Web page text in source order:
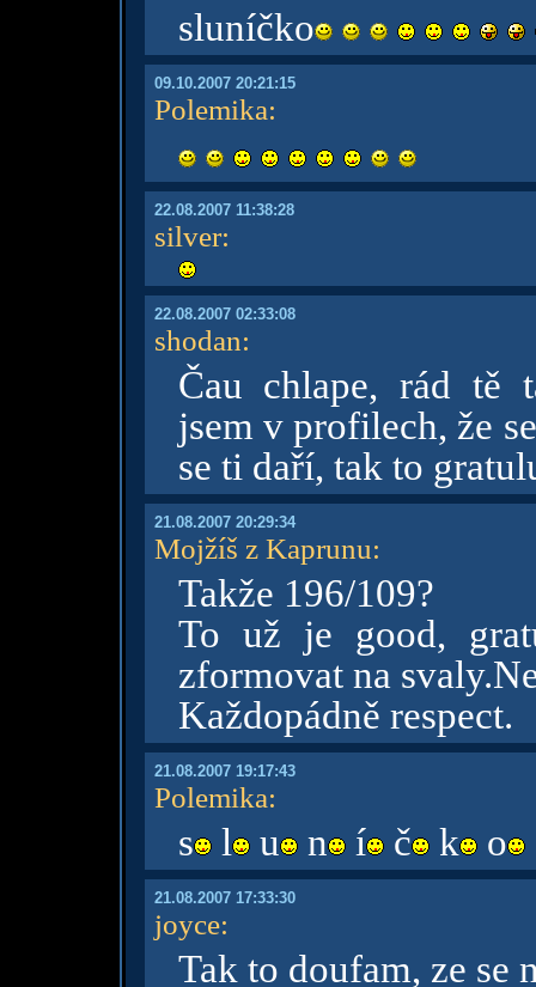
sluníčko
09.10.2007 20:21:15
Polemika:
22.08.2007 11:38:28
silver:
22.08.2007 02:33:08
shodan:
Čau chlape, rád tě
jsem v profilech, že
se ti daří, tak to
21.08.2007 20:29:34
Mojžíš z Kaprunu:
Takže 196/109?
To už je good,
zformovat na
Každopádně respect.
21.08.2007 19:17:43
Polemika:
s l u n í č k o
21.08.2007 17:33:30
joyce:
Tak to doufam, ze se